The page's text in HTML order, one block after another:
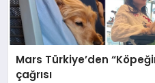
Mars Türkiye’den
çağrısı